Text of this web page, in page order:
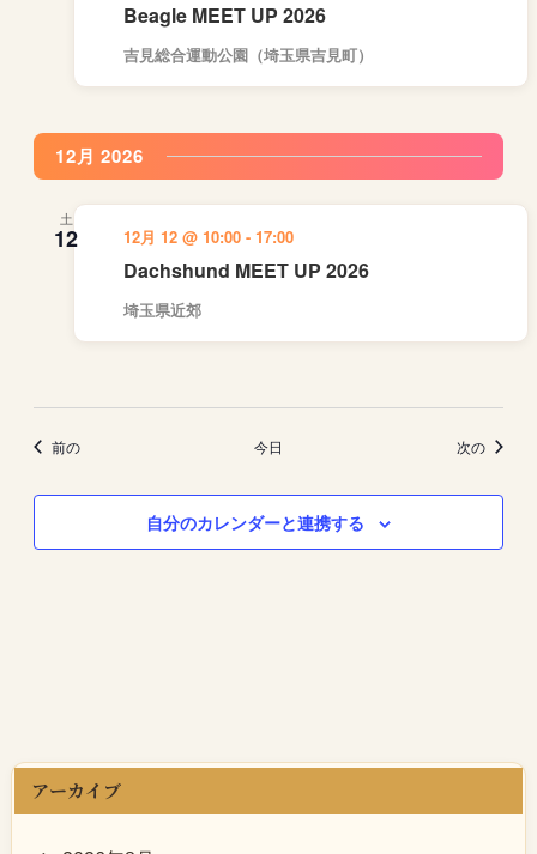
Beagle MEET UP 2026
吉見総合運動公園（埼玉県吉見町）
12月 2026
土
12
Dachshund MEET UP 2026
12月 12 @ 10:00 - 17:00
埼玉県近郊
前のイベント 今日 次のイベン
自分のカレンダーと連携する
アーカイブ